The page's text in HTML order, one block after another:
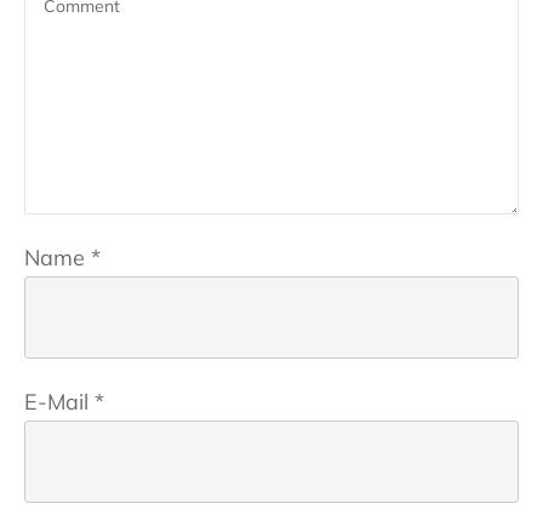
Name *
E-Mail *